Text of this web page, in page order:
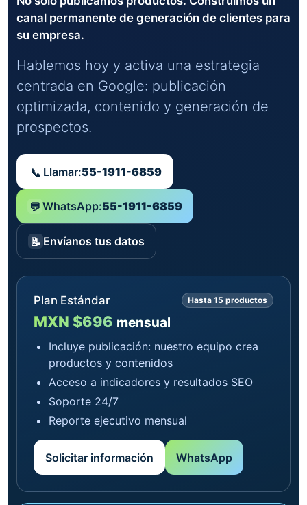
canal permanente de generación de clientes para
su empresa.
Hablemos hoy y activa una estrategia
centrada en Google: publicación
optimizada, contenido y generación de
prospectos.
📞 Llamar:55-1911-6859
💬 WhatsApp:55-1911-6859
📝 Envíanos tus datos
Plan Estándar Hasta 15 productos
MXN $696 mensual
Incluye publicación: nuestro equipo crea
productos y contenidos
Acceso a indicadores y resultados SEO
Soporte 24/7
Reporte ejecutivo mensual
Solicitar información WhatsApp